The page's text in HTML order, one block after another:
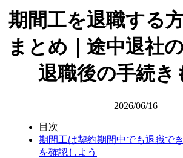
期間工を退職する
まとめ｜途中退社
退職後の手続き
2026/06/16
目次
期間工は契約期間中でも退職で
を確認しよう